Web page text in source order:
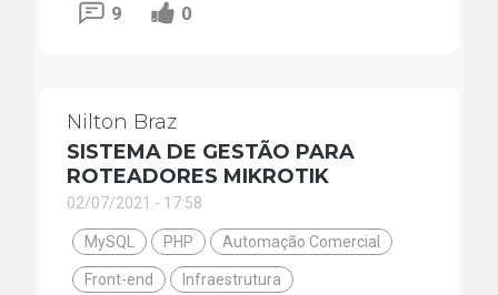
9 0
Nilton Braz
SISTEMA DE GESTÃO PARA
ROTEADORES MIKROTIK
02/07/2021 - 17:58
MySQL PHP Automação Comercial
Front-end Infraestrutura